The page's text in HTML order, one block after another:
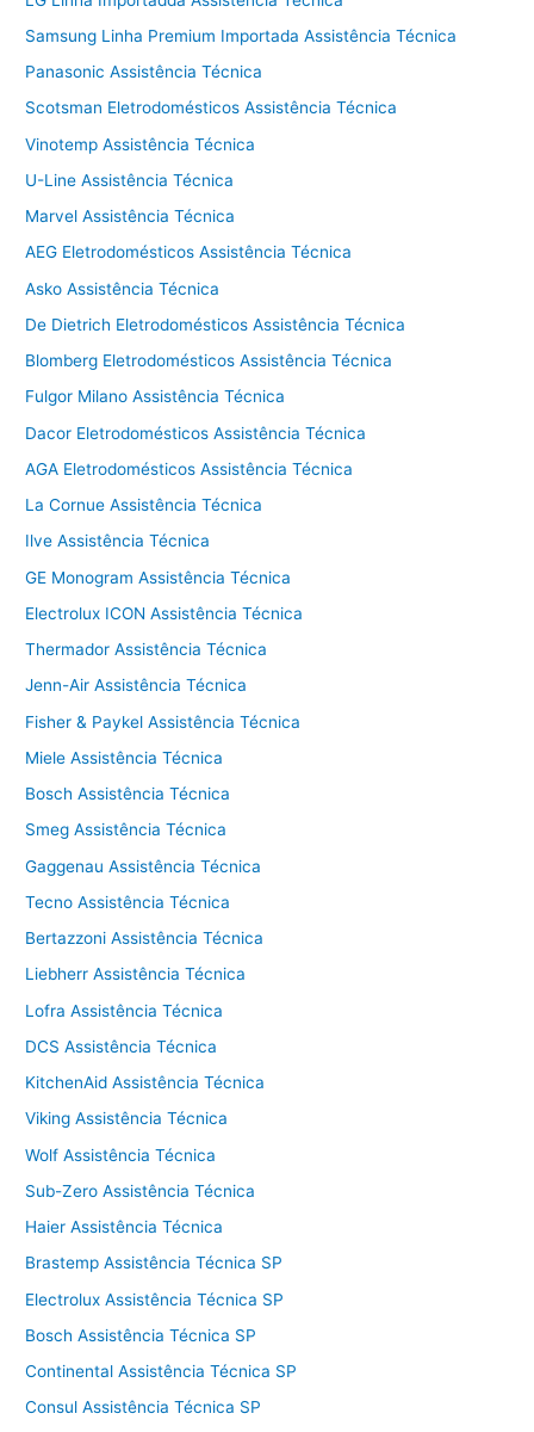
Samsung Linha Premium Importada Assistência Técnica
Panasonic Assistência Técnica
Scotsman Eletrodomésticos Assistência Técnica
Vinotemp Assistência Técnica
U-Line Assistência Técnica
Marvel Assistência Técnica
AEG Eletrodomésticos Assistência Técnica
Asko Assistência Técnica
De Dietrich Eletrodomésticos Assistência Técnica
Blomberg Eletrodomésticos Assistência Técnica
Fulgor Milano Assistência Técnica
Dacor Eletrodomésticos Assistência Técnica
AGA Eletrodomésticos Assistência Técnica
La Cornue Assistência Técnica
Ilve Assistência Técnica
GE Monogram Assistência Técnica
Electrolux ICON Assistência Técnica
Thermador Assistência Técnica
Jenn-Air Assistência Técnica
Fisher & Paykel Assistência Técnica
Miele Assistência Técnica
Bosch Assistência Técnica
Smeg Assistência Técnica
Gaggenau Assistência Técnica
Tecno Assistência Técnica
Bertazzoni Assistência Técnica
Liebherr Assistência Técnica
Lofra Assistência Técnica
DCS Assistência Técnica
KitchenAid Assistência Técnica
Viking Assistência Técnica
Wolf Assistência Técnica
Sub-Zero Assistência Técnica
Haier Assistência Técnica
Brastemp Assistência Técnica SP
Electrolux Assistência Técnica SP
Bosch Assistência Técnica SP
Continental Assistência Técnica SP
Consul Assistência Técnica SP